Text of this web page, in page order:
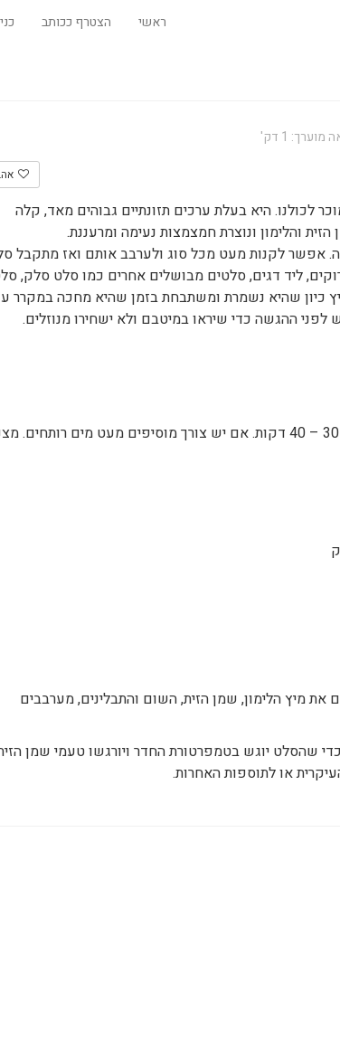
ראשי הצטרף ככותב
1 דק'
לכולנו. היא בעלת ערכים תזונתיים גבוהים מאד, קלה
והלימון ונוצרת חמצמצות נעימה ומרעננת.
אפשר לקנות מעט מכל סוג ולערבב אותם ואז מתקבל
ליד דגים, סלטים מבושלים אחרים כמו סלט סלק,
כיון שהיא נשמרת ומשתבחת בזמן שהיא מחכה במקרר
לפני ההגשה כדי שיראו במיטבם ולא ישחירו מנוזלים.
2 ורבע כוסות מים – מבשלים על אש נמוכה למשך כ- 30 – 40 דקות. אם יש צורך מוסיפים מעט מים
מיץ הלימון, שמן הזית, השום והתבלינים, מערבבים
שהסלט יוגש בטמפרטורת החדר ויורגשו טעמי שמן
או לתוספות האחרות.